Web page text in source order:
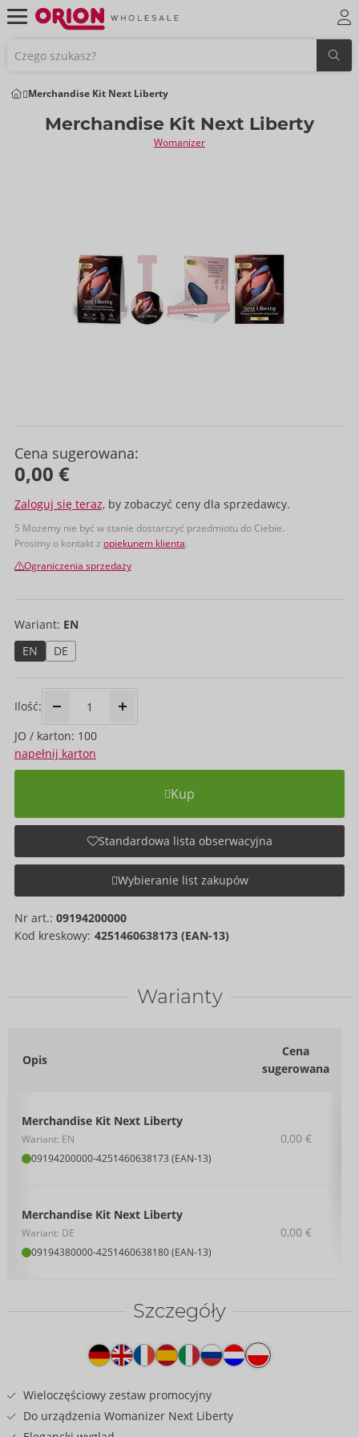
Merchandise Kit Next Liberty
Merchandise Kit Next Liberty
Womanizer
Cena sugerowana:
0,00 €
Zaloguj się teraz, by zobaczyć ceny dla sprzedawcy.
5 Możemy nie być w stanie dostarczyć przedmiotu do Ciebie.
Prosimy o kontakt z opiekunem klienta.
Ograniczenia sprzedaży
Wariant: EN
EN
DE
Ilość:
JO / karton: 100
napełnij karton
Kup
Standardowa lista obserwacyjna
Wybieranie list zakupów
Nr art.: 09194200000
Kod kreskowy: 4251460638173 (EAN-13)
Warianty
Opis
Cena
sugerowana
Merchandise Kit Next Liberty
Wariant: EN
09194200000-4251460638173 (EAN-13)
0,00 €
Merchandise Kit Next Liberty
Wariant: DE
09194380000-4251460638180 (EAN-13)
0,00 €
Szczegóły
produkcie
Wieloczęściowy zestaw promocyjny
Do urządzenia Womanizer Next Liberty